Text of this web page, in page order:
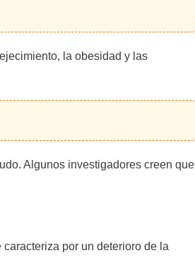
la obesidad y las
Algunos investigadores creen que
por un deterioro de la